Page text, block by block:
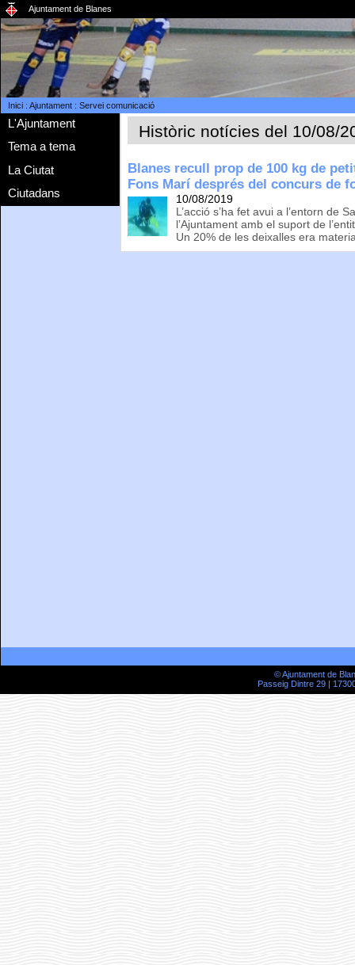
Ajuntament de Blanes
Inici: Ajuntament: Servei comunicació
L'Ajuntament
Tema a tema
La Ciutat
Ciutadans
Històric notícies del 10/08/
Blanes recull prop de 100 kg de
Fons Marí després del concurs de
10/08/2019
L’acció s’ha fet avui a l’entorn de
l’Ajuntament amb el suport de
Un 20% de les deixalles era
© Ajuntament de
Passeig Dintre 29 |